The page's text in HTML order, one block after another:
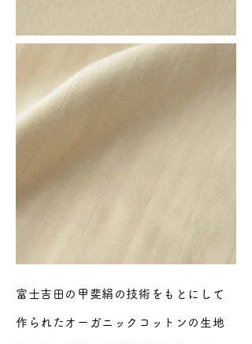
富士吉田の甲斐絹の技術をもとにして
作られたオーガニックコットンの生地